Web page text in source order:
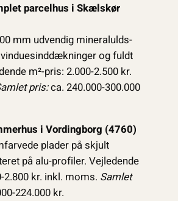
parcelhus i Skælskør
mm udvendig mineralulds­
og fuldt
m²-pris: 2.000-2.500 kr.
pris:ca. 240.000-300.000
i Vordingborg (4760)
plader på skjult
på alu-profiler. Vejledende
2.800 kr. inkl. moms. Samlet
224.000 kr.